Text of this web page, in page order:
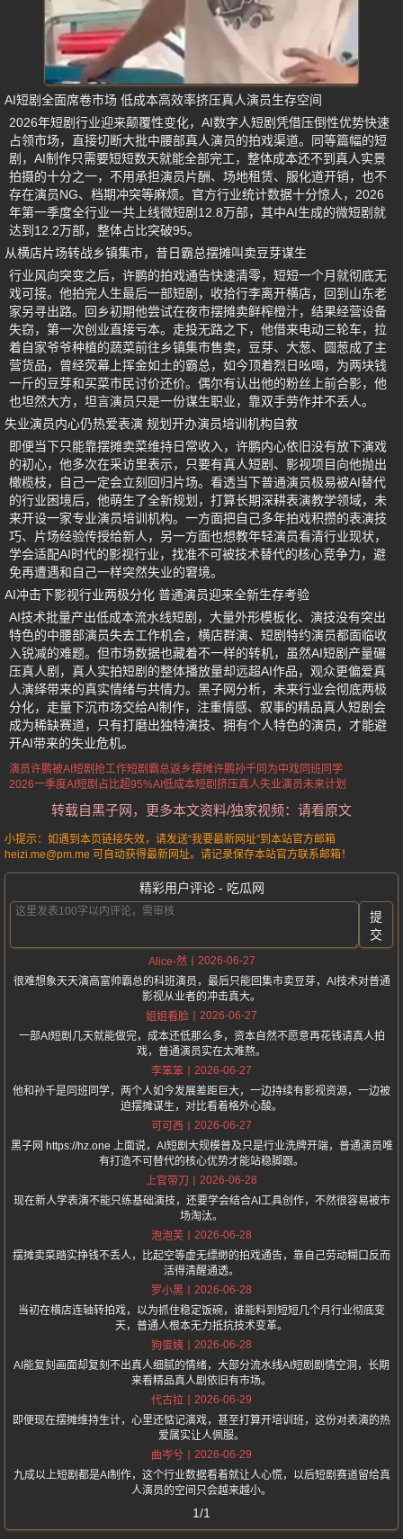
AI短剧全面席卷市场 低成本高效率挤压真人演员生存空间
2026年短剧行业迎来颠覆性变化，AI数字人短剧凭借压倒性优势快速
占领市场，直接切断大批中腰部真人演员的拍戏渠道。同等篇幅的短
剧，AI制作只需要短短数天就能全部完工，整体成本还不到真人实景
拍摄的十分之一，不用承担演员片酬、场地租赁、服化道开销，也不
存在演员NG、档期冲突等麻烦。官方行业统计数据十分惊人，2026
年第一季度全行业一共上线微短剧12.8万部，其中AI生成的微短剧就
达到12.2万部，整体占比突破95。
从横店片场转战乡镇集市，昔日霸总摆摊叫卖豆芽谋生
行业风向突变之后，许鹏的拍戏通告快速清零，短短一个月就彻底无
戏可接。他拍完人生最后一部短剧，收拾行李离开横店，回到山东老
家另寻出路。回乡初期他尝试在夜市摆摊卖鲜榨橙汁，结果经营设备
失窃，第一次创业直接亏本。走投无路之下，他借来电动三轮车，拉
着自家爷爷种植的蔬菜前往乡镇集市售卖，豆芽、大葱、圆葱成了主
营货品，曾经荧幕上挥金如土的霸总，如今顶着烈日吆喝，为两块钱
一斤的豆芽和买菜市民讨价还价。偶尔有认出他的粉丝上前合影，他
也坦然大方，坦言演员只是一份谋生职业，靠双手劳作并不丢人。
失业演员内心仍热爱表演 规划开办演员培训机构自救
即便当下只能靠摆摊卖菜维持日常收入，许鹏内心依旧没有放下演戏
的初心，他多次在采访里表示，只要有真人短剧、影视项目向他抛出
橄榄枝，自己一定会立刻回归片场。看透当下普通演员极易被AI替代
的行业困境后，他萌生了全新规划，打算长期深耕表演教学领域，未
来开设一家专业演员培训机构。一方面把自己多年拍戏积攒的表演技
巧、片场经验传授给新人，另一方面也想教年轻演员看清行业现状，
学会适配AI时代的影视行业，找准不可被技术替代的核心竞争力，避
免再遭遇和自己一样突然失业的窘境。
AI冲击下影视行业两极分化 普通演员迎来全新生存考验
AI技术批量产出低成本流水线短剧，大量外形模板化、演技没有突出
特色的中腰部演员失去工作机会，横店群演、短剧特约演员都面临收
入锐减的难题。但市场数据也藏着不一样的转机，虽然AI短剧产量碾
压真人剧，真人实拍短剧的整体播放量却远超AI作品，观众更偏爱真
人演绎带来的真实情绪与共情力。黑子网分析，未来行业会彻底两极
分化，走量下沉市场交给AI制作，注重情感、叙事的精品真人短剧会
成为稀缺赛道，只有打磨出独特演技、拥有个人特色的演员，才能避
开AI带来的失业危机。
演员许鹏被AI短剧抢工作短剧霸总返乡摆摊许鹏孙千同为中戏同班同学
2026一季度AI短剧占比超95%AI低成本短剧挤压真人失业演员未来计划
转载自黑子网，更多本文资料/独家视频：请看原文
小提示：如遇到本页链接失效，请发送“我要最新网址”到本站官方邮箱
heizi.me@pm.me 可自动获得最新网址。请记录保存本站官方联系邮箱！
精彩用户评论 - 吃瓜网
提
交
Alice-然
2026-06-27
很难想象天天演高富帅霸总的科班演员，最后只能回集市卖豆芽，AI技术对普通
影视从业者的冲击真大。
姐姐看脸
2026-06-27
一部AI短剧几天就能做完，成本还低那么多，资本自然不愿意再花钱请真人拍
戏，普通演员实在太难熬。
李笨笨
2026-06-27
他和孙千是同班同学，两个人如今发展差距巨大，一边持续有影视资源，一边被
迫摆摊谋生，对比看着格外心酸。
可可西
2026-06-27
黑子网 https://hz.one 上面说，AI短剧大规模普及只是行业洗牌开端，普通演员唯
有打造不可替代的核心优势才能站稳脚跟。
上官带刀
2026-06-28
现在新人学表演不能只练基础演技，还要学会结合AI工具创作，不然很容易被市
场淘汰。
泡泡芙
2026-06-28
摆摊卖菜踏实挣钱不丢人，比起空等虚无缥缈的拍戏通告，靠自己劳动糊口反而
活得清醒通透。
罗小黑
2026-06-28
当初在横店连轴转拍戏，以为抓住稳定饭碗，谁能料到短短几个月行业彻底变
天，普通人根本无力抵抗技术变革。
狗蛋姨
2026-06-28
AI能复刻画面却复刻不出真人细腻的情绪，大部分流水线AI短剧剧情空洞，长期
来看精品真人剧依旧有市场。
代古拉
2026-06-29
即便现在摆摊维持生计，心里还惦记演戏，甚至打算开培训班，这份对表演的热
爱属实让人佩服。
曲岑兮
2026-06-29
九成以上短剧都是AI制作，这个行业数据看着就让人心慌，以后短剧赛道留给真
人演员的空间只会越来越小。
1/1